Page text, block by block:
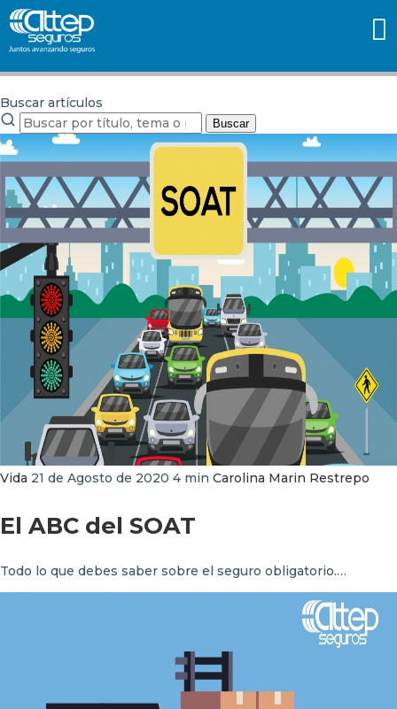
Buscar artículos
Buscar
Vida 21 de Agosto de 2020 4 min Carolina Marin Restrepo
El ABC del SOAT
Todo lo que debes saber sobre el seguro obligatorio.…